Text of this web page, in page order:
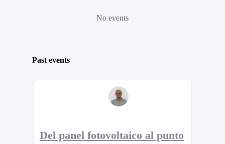
No events
Past events
Del panel fotovoltaico al punto